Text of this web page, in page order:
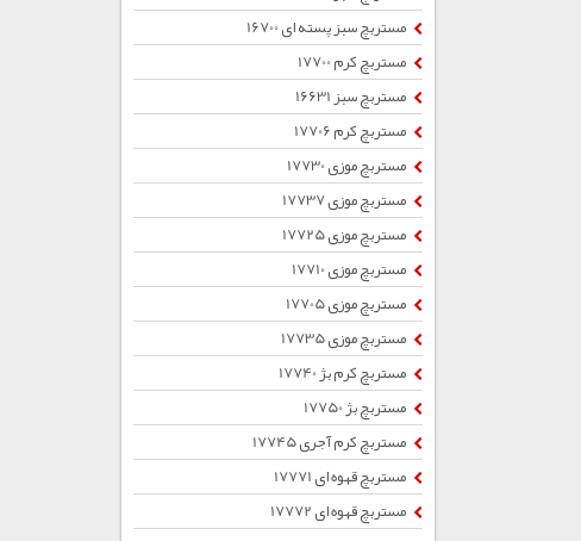
مستربچ سبز پسته ای 16700
مستربچ کرم 17700
مستربچ سبز 16631
مستربچ کرم 17706
مستربچ موزی 17730
مستربچ موزی 17737
مستربچ موزی 17725
مستربچ موزی 17710
مستربچ موزی 17705
مستربچ موزی 17735
مستربچ کرم بژ 17740
مستربچ بژ 17750
مستربچ کرم آجری 17745
مستربچ قهوه ای 17771
مستربچ قهوه ای 17772